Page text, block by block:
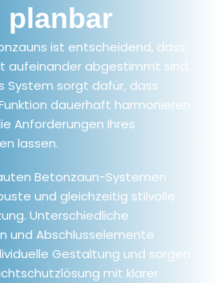
ist entscheidend, dass
aufeinander abgestimmt sind.
System sorgt dafür, dass
dauerhaft harmonieren
Anforderungen Ihres
lassen.
Betonzaun-Systemen
und gleichzeitig stilvolle
Unterschiedliche
und Abschlusselemente
Gestaltung und sorgen
mit klarer